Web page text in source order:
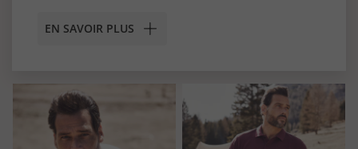
EN SAVOIR PLUS